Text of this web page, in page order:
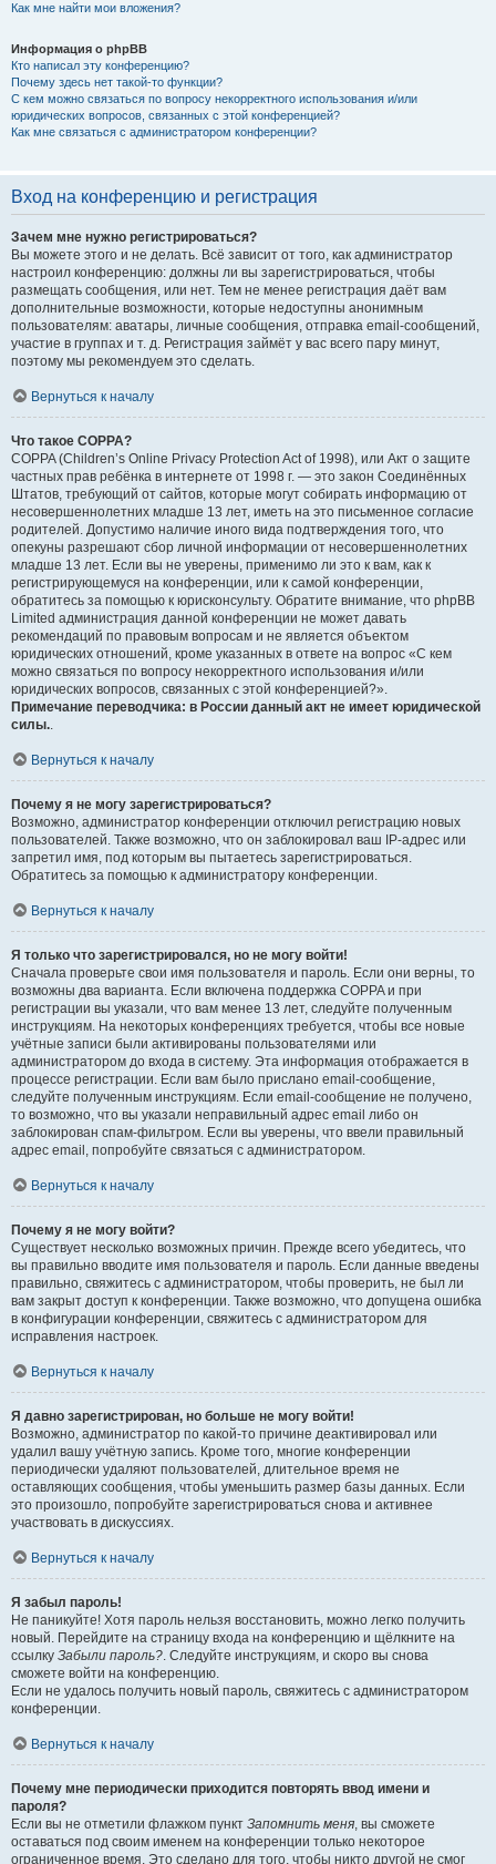
Как мне найти мои вложения?
Информация о phpBB
Кто написал эту конференцию?
Почему здесь нет такой-то функции?
С кем можно связаться по вопросу некорректного использования и/или
юридических вопросов, связанных с этой конференцией?
Как мне связаться с администратором конференции?
Вход на конференцию и регистрация
Зачем мне нужно регистрироваться?
Вы можете этого и не делать. Всё зависит от того, как администратор
настроил конференцию: должны ли вы зарегистрироваться, чтобы
размещать сообщения, или нет. Тем не менее регистрация даёт вам
дополнительные возможности, которые недоступны анонимным
пользователям: аватары, личные сообщения, отправка email-сообщений,
участие в группах и т. д. Регистрация займёт у вас всего пару минут,
поэтому мы рекомендуем это сделать.
Вернуться к началу
Что такое COPPA?
COPPA (Children’s Online Privacy Protection Act of 1998), или Акт о защите
частных прав ребёнка в интернете от 1998 г. — это закон Соединённых
Штатов, требующий от сайтов, которые могут собирать информацию от
несовершеннолетних младше 13 лет, иметь на это письменное согласие
родителей. Допустимо наличие иного вида подтверждения того, что
опекуны разрешают сбор личной информации от несовершеннолетних
младше 13 лет. Если вы не уверены, применимо ли это к вам, как к
регистрирующемуся на конференции, или к самой конференции,
обратитесь за помощью к юрисконсульту. Обратите внимание, что phpBB
Limited администрация данной конференции не может давать
рекомендаций по правовым вопросам и не является объектом
юридических отношений, кроме указанных в ответе на вопрос «С кем
можно связаться по вопросу некорректного использования и/или
юридических вопросов, связанных с этой конференцией?».
Примечание переводчика: в России данный акт не имеет юридической
силы..
Вернуться к началу
Почему я не могу зарегистрироваться?
Возможно, администратор конференции отключил регистрацию новых
пользователей. Также возможно, что он заблокировал ваш IP-адрес или
запретил имя, под которым вы пытаетесь зарегистрироваться.
Обратитесь за помощью к администратору конференции.
Вернуться к началу
Я только что зарегистрировался, но не могу войти!
Сначала проверьте свои имя пользователя и пароль. Если они верны, то
возможны два варианта. Если включена поддержка COPPA и при
регистрации вы указали, что вам менее 13 лет, следуйте полученным
инструкциям. На некоторых конференциях требуется, чтобы все новые
учётные записи были активированы пользователями или
администратором до входа в систему. Эта информация отображается в
процессе регистрации. Если вам было прислано email-сообщение,
следуйте полученным инструкциям. Если email-сообщение не получено,
то возможно, что вы указали неправильный адрес email либо он
заблокирован спам-фильтром. Если вы уверены, что ввели правильный
адрес email, попробуйте связаться с администратором.
Вернуться к началу
Почему я не могу войти?
Существует несколько возможных причин. Прежде всего убедитесь, что
вы правильно вводите имя пользователя и пароль. Если данные введены
правильно, свяжитесь с администратором, чтобы проверить, не был ли
вам закрыт доступ к конференции. Также возможно, что допущена ошибка
в конфигурации конференции, свяжитесь с администратором для
исправления настроек.
Вернуться к началу
Я давно зарегистрирован, но больше не могу войти!
Возможно, администратор по какой-то причине деактивировал или
удалил вашу учётную запись. Кроме того, многие конференции
периодически удаляют пользователей, длительное время не
оставляющих сообщения, чтобы уменьшить размер базы данных. Если
это произошло, попробуйте зарегистрироваться снова и активнее
участвовать в дискуссиях.
Вернуться к началу
Я забыл пароль!
Не паникуйте! Хотя пароль нельзя восстановить, можно легко получить
новый. Перейдите на страницу входа на конференцию и щёлкните на
ссылку Забыли пароль?. Следуйте инструкциям, и скоро вы снова
сможете войти на конференцию.
Если не удалось получить новый пароль, свяжитесь с администратором
конференции.
Вернуться к началу
Почему мне периодически приходится повторять ввод имени и
пароля?
Если вы не отметили флажком пункт Запомнить меня, вы сможете
оставаться под своим именем на конференции только некоторое
ограниченное время. Это сделано для того, чтобы никто другой не смог